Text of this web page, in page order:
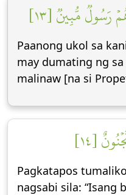
مُّبِينٞ [١٣]
Paanong ukol sa
may dumating ng
malinaw [na si
[١٤]
Pagkatapos
nagsabi sila: “Isang